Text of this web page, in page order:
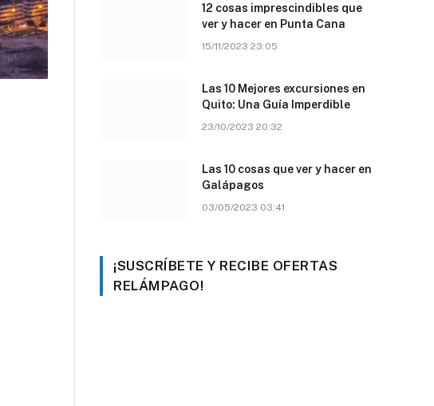
12 cosas imprescindibles que
ver y hacer en Punta Cana
15/11/2023 23:05
Las 10 Mejores excursiones en
Quito: Una Guía Imperdible
23/10/2023 20:32
Las 10 cosas que ver y hacer en
Galápagos
03/05/2023 03:41
¡SUSCRÍBETE Y RECIBE OFERTAS
RELÁMPAGO!